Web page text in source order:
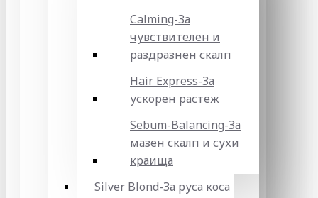
Calming-За
чувствителен и
раздразнен скалп
Hair Express-За
ускорен растеж
Sebum-Balancing-За
мазен скалп и сухи
краища
Silver Blond-За руса коса